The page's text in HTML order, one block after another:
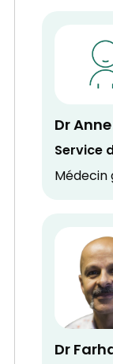
Dr Anne
Service
Dr